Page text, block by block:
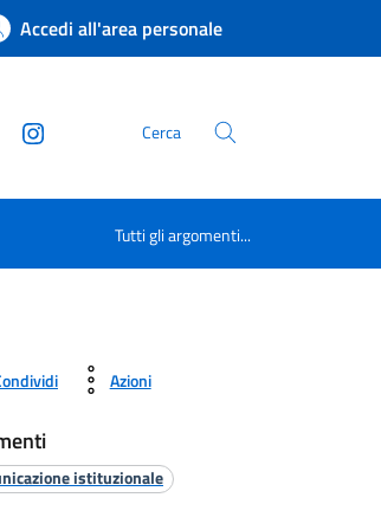
Accedi all'area personale
Cerca
Tutti gli argomenti...
Azioni
istituzionale